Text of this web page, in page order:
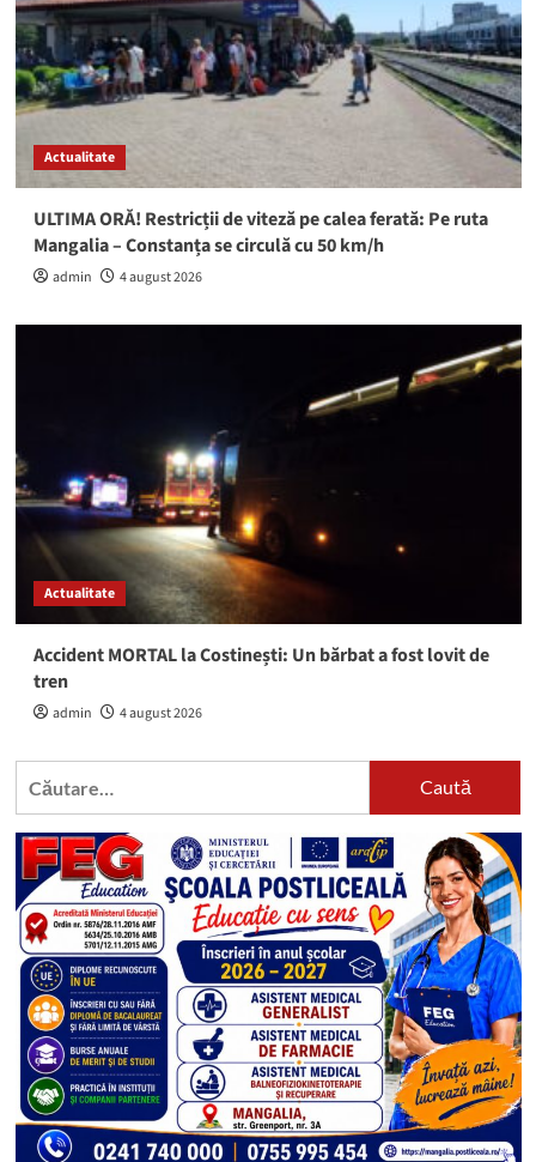
Actualitate
ULTIMA ORĂ! Restricții de viteză pe calea ferată: Pe ruta
Mangalia – Constanța se circulă cu 50 km/h
admin 4 august 2026
Actualitate
Accident MORTAL la Costinești: Un bărbat a fost lovit de
tren
admin 4 august 2026
Caută